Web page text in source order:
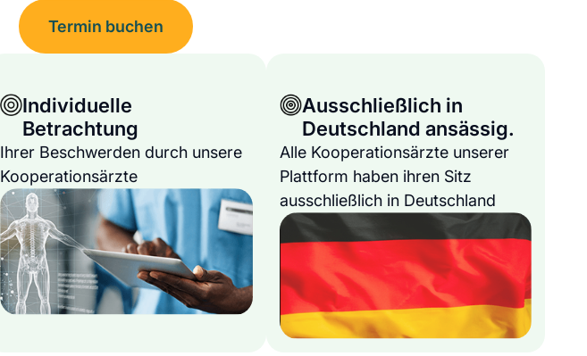
Termin buchen
Individuelle
Betrachtung
Ihrer Beschwerden durch unsere
Kooperationsärzte
Ausschließlich in
Deutschland ansässig.
Alle Kooperationsärzte unserer
Plattform haben ihren Sitz
ausschließlich in Deutschland